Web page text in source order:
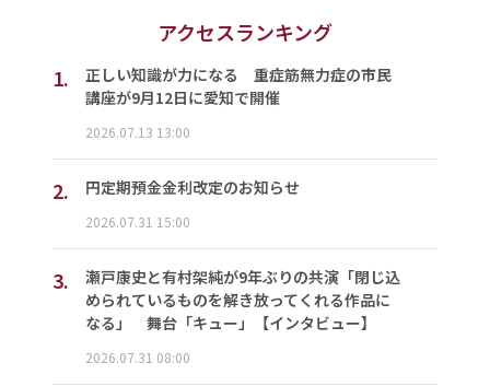
アクセスランキング
1.
正しい知識が力になる 重症筋無力症の市民
講座が9月12日に愛知で開催
2026.07.13 13:00
2. 円定期預金金利改定のお知らせ
2026.07.31 15:00
3.
瀬戸康史と有村架純が9年ぶりの共演「閉じ込
められているものを解き放ってくれる作品に
なる」 舞台「キュー」【インタビュー】
2026.07.31 08:00